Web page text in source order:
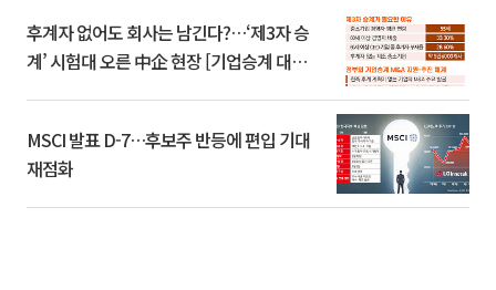
후계자 없어도 회사는 남긴다?…‘제3자 승
계’ 시험대 오른 中企 현장 [기업승계 대전
MSCI 발표 D-7…후보주 반등에 편입 기대
재점화